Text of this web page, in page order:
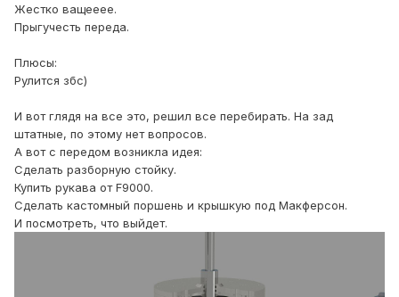
Жестко ващееее.
Прыгучесть переда.
Плюсы:
Рулится збс)
И вот глядя на все это, решил все перебирать. На зад
штатные, по этому нет вопросов.
А вот с передом возникла идея:
Сделать разборную стойку.
Купить рукава от F9000.
Сделать кастомный поршень и крышкую под Макферсон.
И посмотреть, что выйдет.